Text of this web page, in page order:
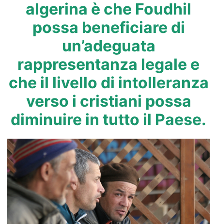
algerina è che Foudhil
possa beneficiare di
un’adeguata
rappresentanza legale e
che il livello di intolleranza
verso i cristiani possa
diminuire in tutto il Paese.